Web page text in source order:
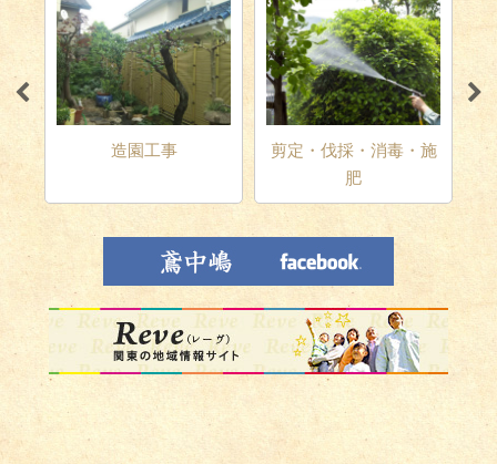
造園工事
剪定・伐採・消毒・施
肥